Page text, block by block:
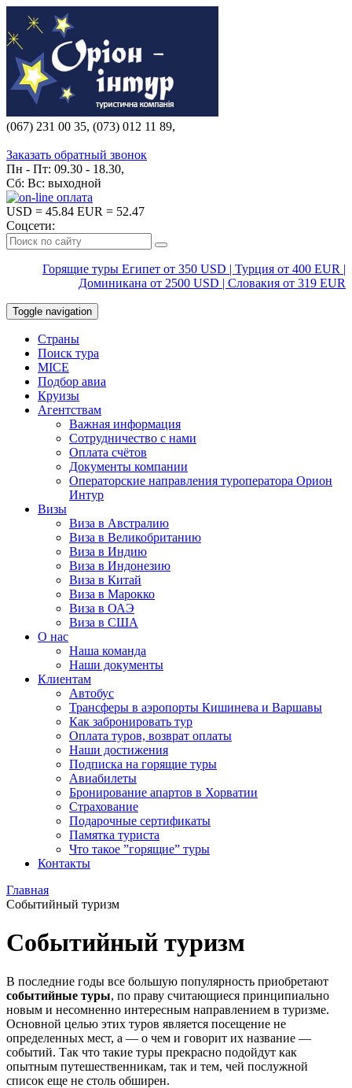
(067) 231 00 35, (073) 012 11 89,
Заказать обратный звонок
Пн - Пт: 09.30 - 18.30,
Сб: Вс: выходной
USD = 45.84 EUR = 52.47
Соцсети:
Горящие туры Египет от 350 USD | Турция от 400 EUR |
Доминикана от 2500 USD | Словакия от 319 EUR
Toggle navigation
Страны
Поиск тура
MICE
Подбор авиа
Круизы
Агентствам
Важная информация
Сотрудничество с нами
Оплата счётов
Документы компании
Операторские направления туроператора Орион
Интур
Визы
Виза в Австралию
Виза в Великобританию
Виза в Индию
Виза в Индонезию
Виза в Китай
Виза в Марокко
Виза в ОАЭ
Виза в США
О нас
Наша команда
Наши документы
Клиентам
Автобус
Трансферы в аэропорты Кишинева и Варшавы
Как забронировать тур
Оплата туров, возврат оплаты
Наши достижения
Подписка на горящие туры
Авиабилеты
Бронирование апартов в Хорватии
Страхование
Подарочные сертификаты
Памятка туриста
Что такое ”горящие” туры
Контакты
Главная
Событийный туризм
Событийный туризм
В последние годы все большую популярность приобретают
событийные туры, по праву считающиеся принципиально
новым и несомненно интересным направлением в туризме.
Основной целью этих туров является посещение не
определенных мест, а — о чем и говорит их название —
событий. Так что такие туры прекрасно подойдут как
опытным путешественникам, так и тем, чей послужной
список еще не столь обширен.